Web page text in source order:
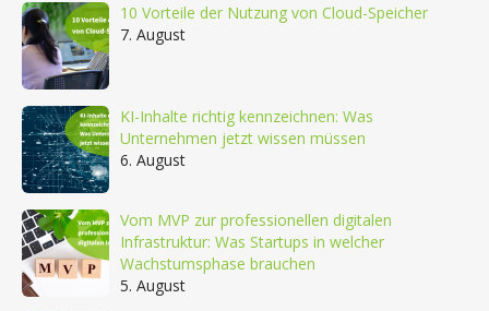
10 Vorteile der Nutzung von Cloud-Speicher
7. August
KI-Inhalte richtig kennzeichnen: Was
Unternehmen jetzt wissen müssen
6. August
Vom MVP zur professionellen digitalen
Infrastruktur: Was Startups in welcher
Wachstumsphase brauchen
5. August